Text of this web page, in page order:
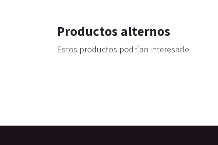
Productos alternos
Estos productos podrían interesarle